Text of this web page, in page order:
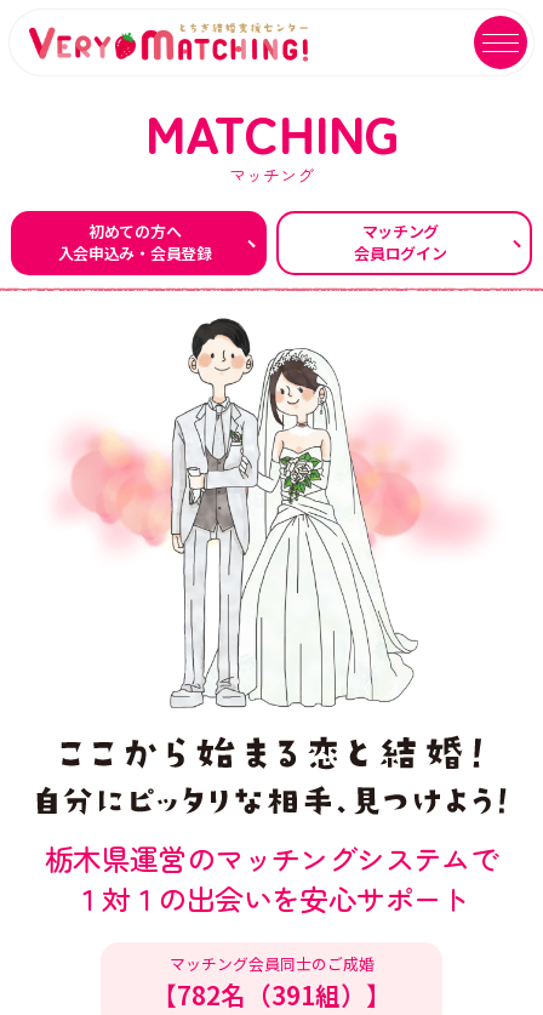
マッチング会員ログイン イベントユーザーログイン
MATCHING
マッチング
ご成婚カップルメッセージ
センターへのアクセス
よくあるご質問
EVENT
イベント
イベントガイド
自治体等イベント一覧
自治体等イベントカレンダー
よくあるご質問
民間企業・団体イベント
SUPPORT
応援・協賛企業
ARCHIVE NEWS
MATCHING
マッチング
初めての方へ
入会申込み・会員登録
マッチング
会員ログイン
栃木県運営のマッチングシステムで
１対１の出会いを安心サポート
マッチング会員同士のご成婚
【782名（391組）】